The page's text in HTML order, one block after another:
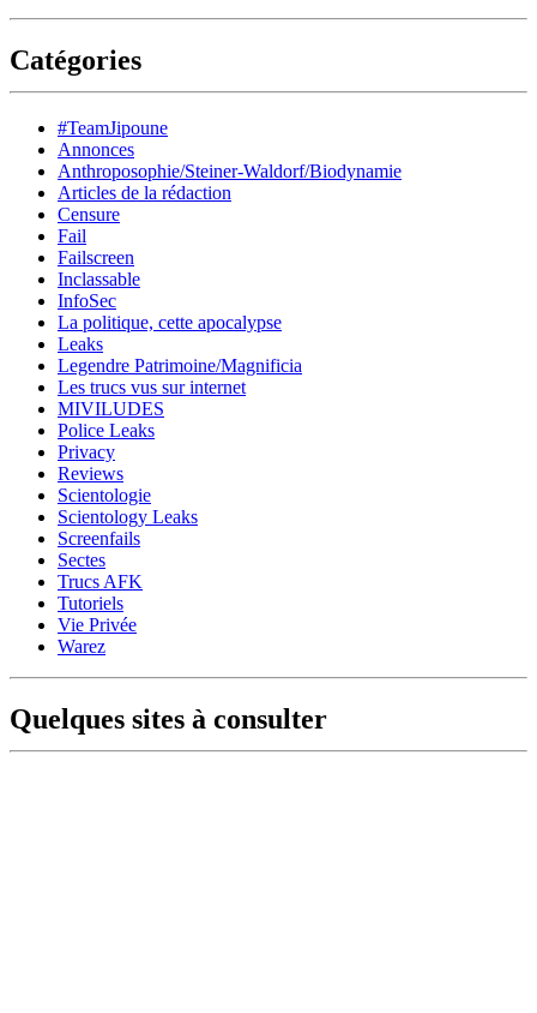
Catégories
#TeamJipoune
Annonces
Anthroposophie/Steiner-Waldorf/Biodynamie
Articles de la rédaction
Censure
Fail
Failscreen
Inclassable
InfoSec
La politique, cette apocalypse
Leaks
Legendre Patrimoine/Magnificia
Les trucs vus sur internet
MIVILUDES
Police Leaks
Privacy
Reviews
Scientologie
Scientology Leaks
Screenfails
Sectes
Trucs AFK
Tutoriels
Vie Privée
Warez
Quelques sites à consulter